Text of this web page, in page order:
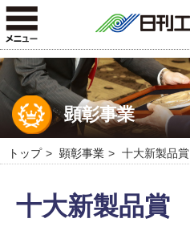
顕彰事業
トップ 顕彰事業 十大新製品賞
十大新製品賞